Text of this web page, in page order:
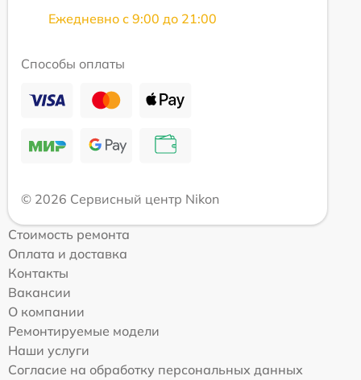
Ежедневно с 9:00 до 21:00
Способы оплаты
© 2026 Сервисный центр Nikon
Стоимость ремонта
Оплата и доставка
Контакты
Вакансии
О компании
Ремонтируемые модели
Наши услуги
Согласие на обработку персональных данных